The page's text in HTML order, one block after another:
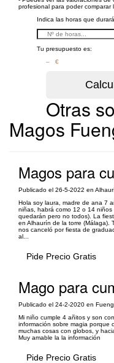
profesional para poder comparar
Indica las horas que
Tu presupuesto es:
– €
Otras
Magos
Magos para
Publicado el 26-5-2022 en
Hola soy laura, madre de ana 7
niñas, habrá como 12 o 14
quedarán pero no todos). La
en Alhaurín de la torre (Málaga).
nos canceló por fiesta de
al...
Pide Precio Gratis
Mago para
Publicado el 24-2-2020 en
Mi niño cumple 4 añitos y son
información sobre magia porque
muchas cosas con globos, y
Muy amable la la información
Pide Precio Gratis